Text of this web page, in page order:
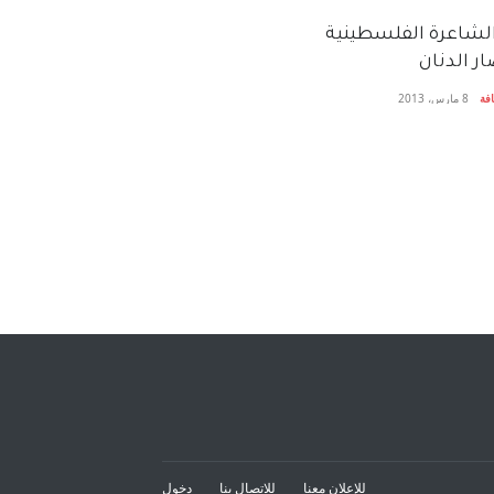
الفلسطينية
الدنان
8 مارس، 2013
للإعلان معنا للاتصال بنا دخول